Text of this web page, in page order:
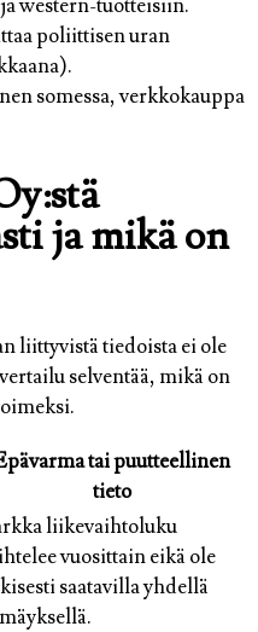
western-tuotteisiin.
poliittisen uran
somessa, verkkokauppa
ja mikä on
liittyvistä tiedoista ei ole
selventää, mikä on
tai puutteellinen
tieto
liikevaihtoluku
vuosittain eikä ole
saatavilla yhdellä